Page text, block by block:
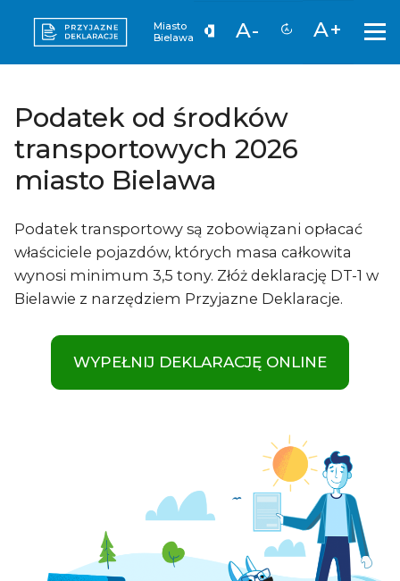
Miasto
Bielawa
A- A+
Podatek od środków
transportowych 2026
miasto Bielawa
Podatek transportowy są zobowiązani opłacać
właściciele pojazdów, których masa całkowita
wynosi minimum 3,5 tony. Złóż deklarację DT-1 w
Bielawie z narzędziem Przyjazne Deklaracje.
WYPEŁNIJ DEKLARACJĘ ONLINE